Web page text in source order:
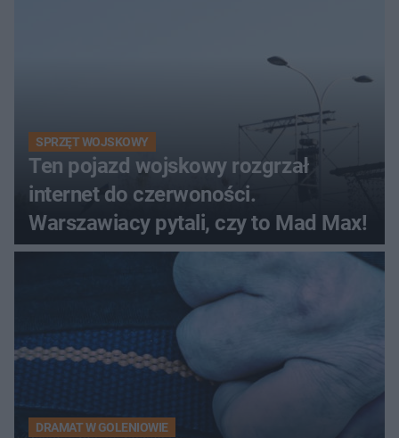
SPRZĘT WOJSKOWY
Ten pojazd wojskowy rozgrzał
internet do czerwoności.
Warszawiacy pytali, czy to Mad Max!
DRAMAT W GOLENIOWIE